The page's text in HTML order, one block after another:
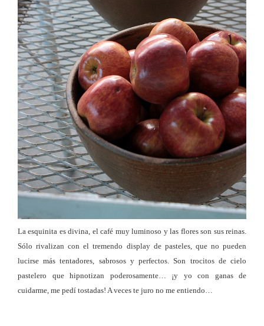
La esquinita es divina, el café muy luminoso y las flores son sus reinas.
Sólo rivalizan con el tremendo display de pasteles, que no pueden
lucirse más tentadores, sabrosos y perfectos. Son trocitos de cielo
pastelero que hipnotizan poderosamente… ¡y yo con ganas de
cuidarme, me pedí tostadas! A veces te juro no me entiendo…